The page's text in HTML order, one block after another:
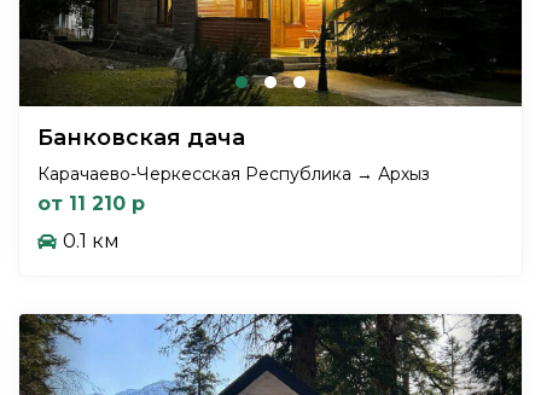
Банковская дача
Карачаево-Черкесская Республика → Архыз
от 11 210 р
0.1 км